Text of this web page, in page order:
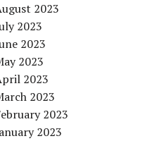
2023
2023
2023
2023
2023
2023
2023
2023